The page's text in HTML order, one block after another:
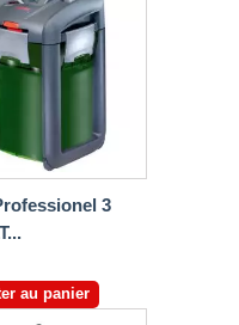
3
au panier